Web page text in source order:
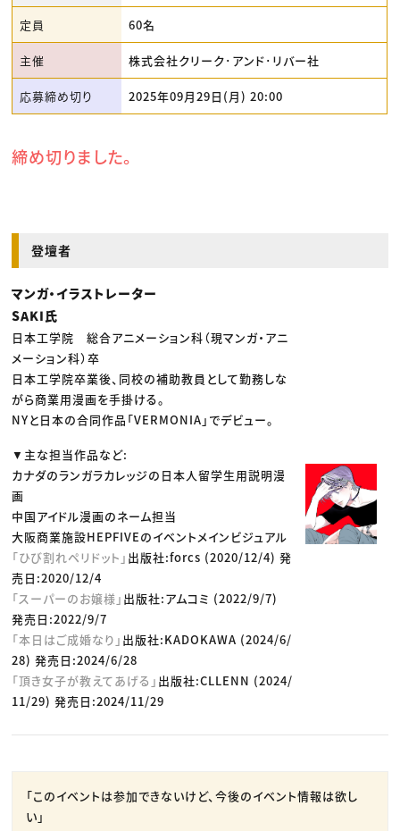
定員 60名
主催 株式会社クリーク･アンド･リバー社
応募締め切り 2025年09月29日(月) 20:00
締め切りました。
登壇者
マンガ・イラストレーター
SAKI氏
日本工学院 総合アニメーション科（現マンガ・アニ
メーション科）卒
日本工学院卒業後、同校の補助教員として勤務しな
がら商業用漫画を手掛ける。
NYと日本の合同作品「VERMONIA」でデビュー。
▼主な担当作品など:
カナダのランガラカレッジの日本人留学生用説明漫
画
中国アイドル漫画のネーム担当
大阪商業施設HEPFIVEのイベントメインビジュアル
「ひび割れペリドット」 出版社:forcs (2020/12/4) 発
売日:2020/12/4
「スーパーのお嬢様」 出版社:アムコミ (2022/9/7)
発売日:2022/9/7
「本日はご成婚なり」 出版社:KADOKAWA (2024/6/
28) 発売日:2024/6/28
「頂き女子が教えてあげる」 出版社:CLLENN (2024/
11/29) 発売日:2024/11/29
「このイベントは参加できないけど、今後のイベント情報は欲し
い」